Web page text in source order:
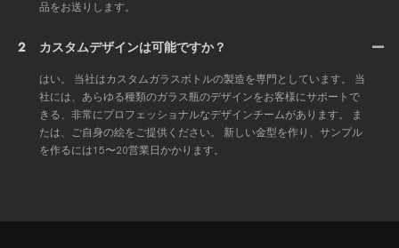
品をお送りします。
2 カスタムデザインは可能ですか？
はい。 当社はカスタムガラスボトルの製造を専門としています。 当
社には、あらゆる種類のガラス瓶のデザインをお客様にサポートで
きる、非常にプロフェッショナルなデザインチームがあります。 ま
たは、ご自身の絵をご提供ください。 新しい金型を作り、サンプル
を作るには15〜20営業日かかります。